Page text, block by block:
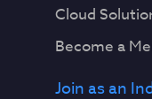
Cloud
Become a
Join as an